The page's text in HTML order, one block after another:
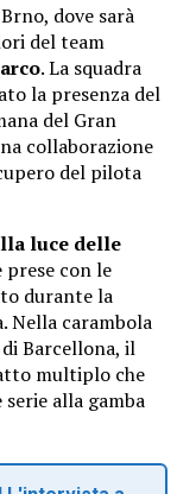
dove sarà
del team
. La squadra
la presenza del
del Gran
collaborazione
del pilota
luce delle
prese con le
durante la
Nella carambola
Barcellona, il
multiplo che
alla gamba